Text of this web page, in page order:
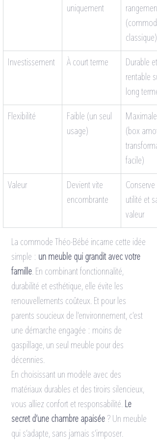
uniquement
rangement
classique)
Investissement À court terme
Durable et
rentable
long terme
Flexibilité
Faible (un seul
usage)
Maximale
(box
facile)
Valeur
Devient vite
encombrante
Conserve
utilité et sa
valeur
La commode Théo-Bébé incarne cette idée
simple : un meuble qui grandit avec votre
famille. En combinant fonctionnalité,
durabilité et esthétique, elle évite les
renouvellements coûteux. Et pour les
parents soucieux de l’environnement, c’est
une démarche engagée : moins de
gaspillage, un seul meuble pour des
décennies.
En choisissant un modèle avec des
matériaux durables et des tiroirs silencieux,
vous alliez confort et responsabilité. Le
secret d’une chambre apaisée ? Un meuble
qui s’adapte, sans jamais s’imposer.